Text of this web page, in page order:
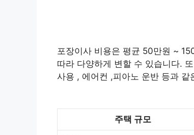
포장이사 비용은 평균 50만원 ~
따라 다양하게 변할 수 있습니다.
사용 , 에어컨 ,피아노 운반 등과
주택 규모